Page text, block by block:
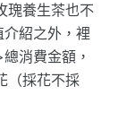
瑰養生茶也不
紹之外，裡
消費金額，
（採花不採